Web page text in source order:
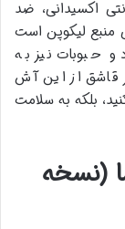
اکسیدانی، ضد
منبع لیکوپن است
حبوبات نیز به
قاشق از این آش
بلکه به سلامت
(نسخه